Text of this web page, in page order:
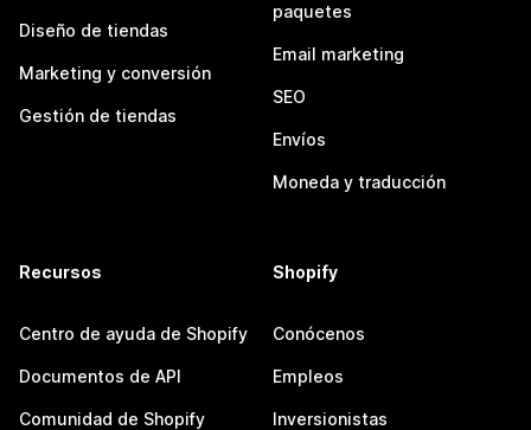
Diseño de tiendas
Marketing y conversión
Gestión de tiendas
paquetes
Email marketing
SEO
Envíos
Moneda y traducción
Recursos
Centro de ayuda de Shopify
Documentos de API
Comunidad de Shopify
Shopify
Conócenos
Empleos
Inversionistas